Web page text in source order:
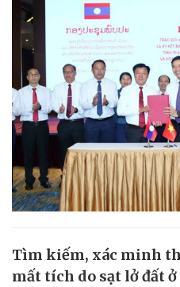
Tìm kiếm, xác minh
mất tích do sạt lở đất ở